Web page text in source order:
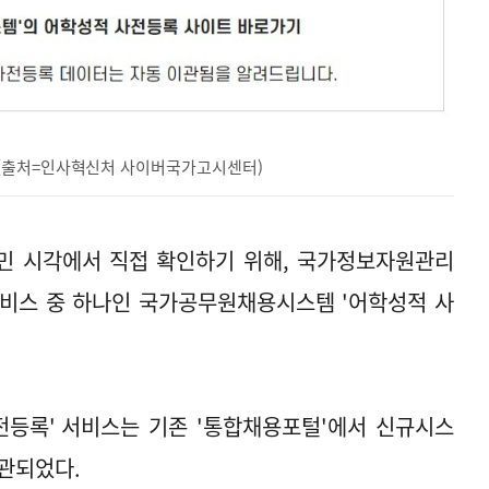
처=인사혁신처 사이버국가고시센터)
시각에서 직접 확인하기 위해, 국가정보자원관리
스 중 하나인 국가공무원채용시스템 '어학성적 사
등록' 서비스는 기존 '통합채용포털'에서 신규시스
되었다.